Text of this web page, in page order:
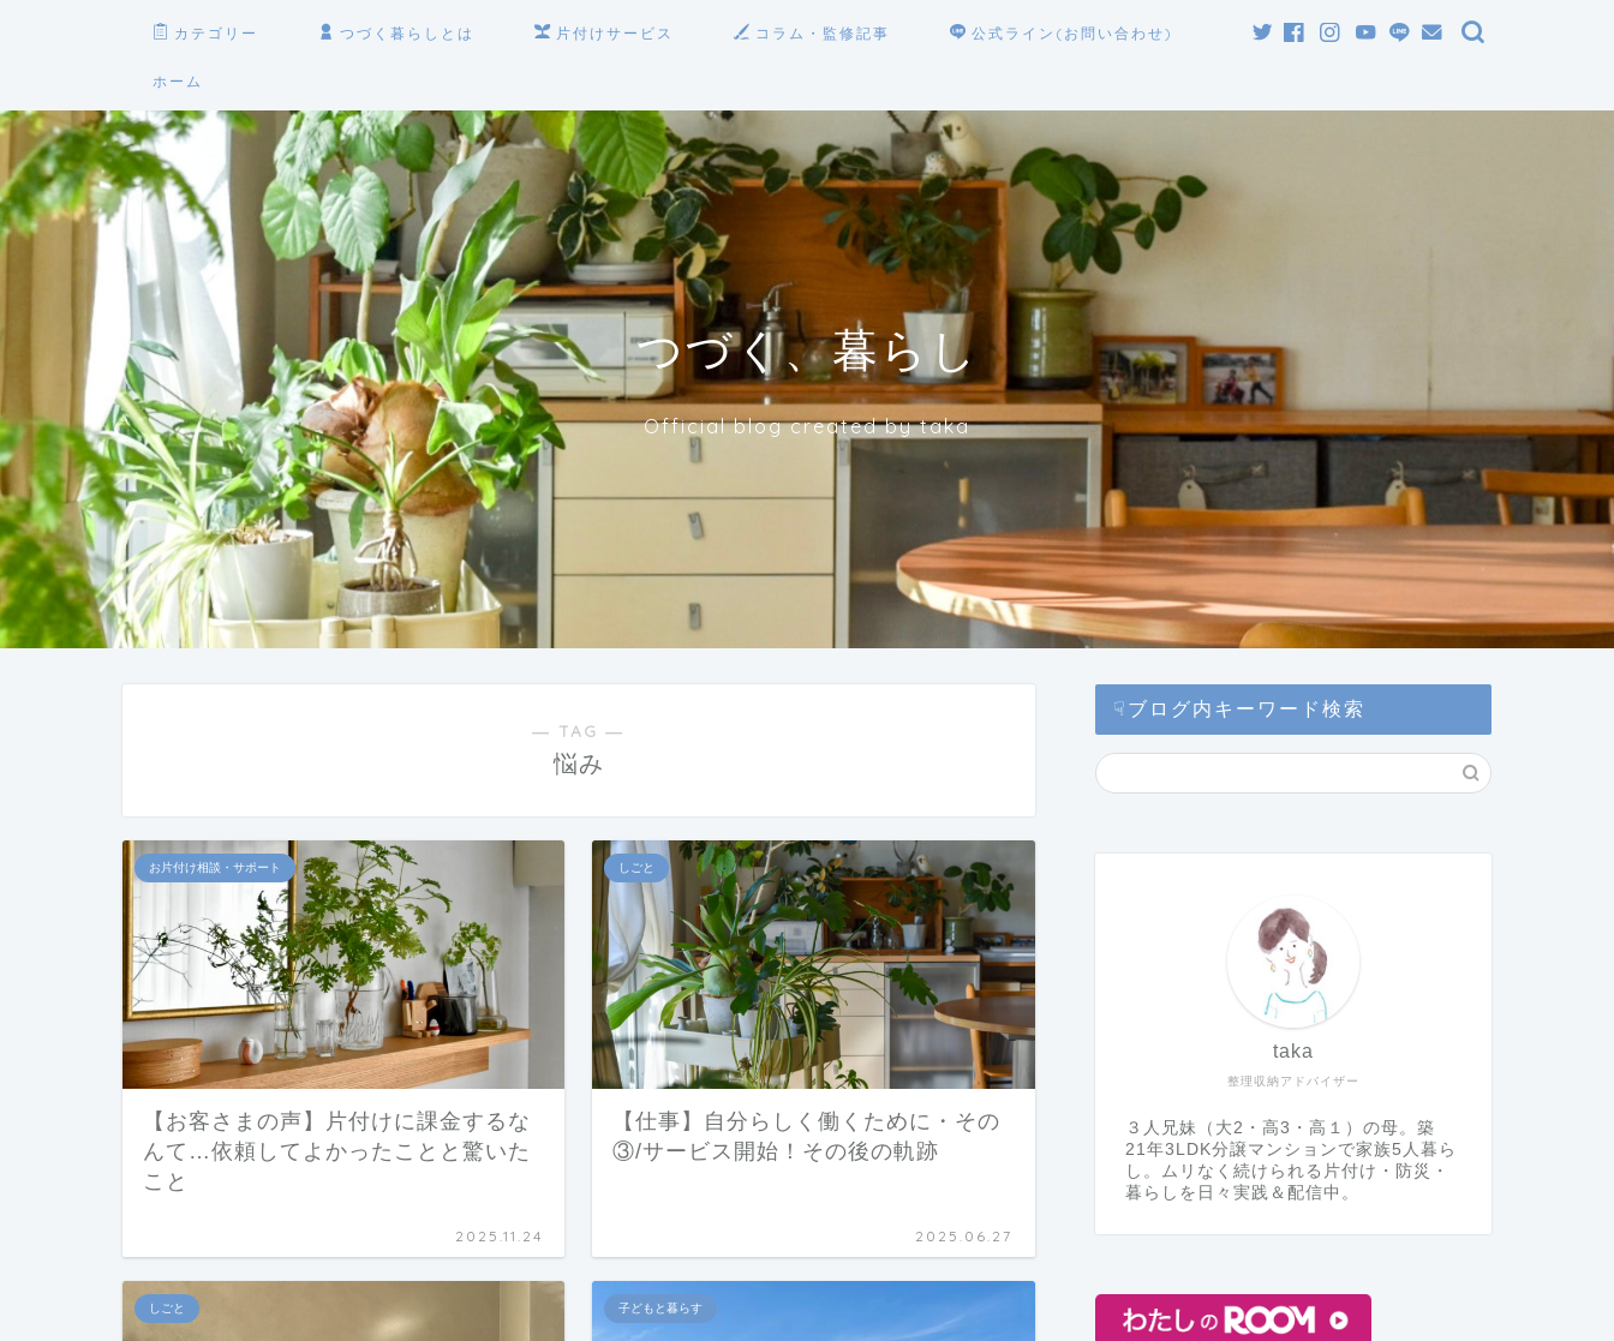
カテゴリー つづく暮らしとは 片付けサービス コラム・監修記事 公式ライン(お問い合わせ)
ホーム
つづく、暮らし
Official blog created by taka
― TAG ―
悩み
お片付け相談・サポート
【お客さまの声】片付けに課金するな
んて…依頼してよかったことと驚いた
こと
2025.11.24
しごと
【仕事】自分らしく働くために・その
③/サービス開始！その後の軌跡
2025.06.27
しごと 子どもと暮らす
☟ブログ内キーワード検索
整理収納アドバイザー
taka
３人兄妹（大2・高3・高１）の母。築
21年3LDK分譲マンションで家族5人暮ら
し。ムリなく続けられる片付け・防災・
暮らしを日々実践＆配信中。